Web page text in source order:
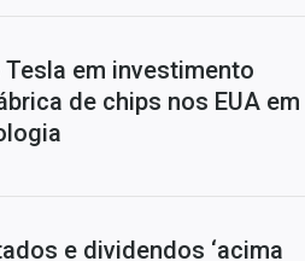
Tesla em investimento
de chips nos EUA em
e dividendos ‘acima